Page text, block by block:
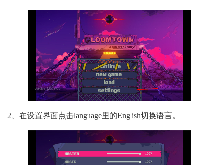
2、在设置界面点击language里的English切换语言。